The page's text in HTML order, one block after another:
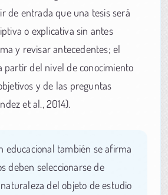
de entrada que una tesis será
o explicativa sin antes
y revisar antecedentes; el
partir del nivel de conocimiento
y de las preguntas
et al., 2014).
educacional también se afirma
deben seleccionarse de
del objeto de estudio